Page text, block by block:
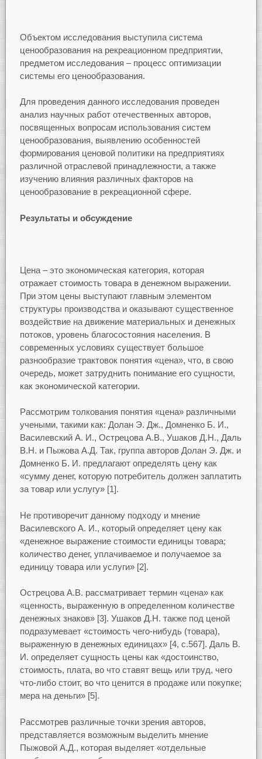
Объектом исследования выступила система
ценообразования на рекреационном предприятии,
предметом исследования – процесс оптимизации
системы его ценообразования.
Для проведения данного исследования проведен
анализ научных работ отечественных авторов,
посвященных вопросам использования систем
ценообразования, выявлению особенностей
формирования ценовой политики на предприятиях
различной отраслевой принадлежности, а также
изучению влияния различных факторов на
ценообразование в рекреационной сфере.
Результаты и обсуждение
Цена – это экономическая категория, которая
отражает стоимость товара в денежном выражении.
При этом цены выступают главным элементом
структуры производства и оказывают существенное
воздействие на движение материальных и денежных
потоков, уровень благосостояния населения. В
современных условиях существует большое
разнообразие трактовок понятия «цена», что, в свою
очередь, может затруднить понимание его сущности,
как экономической категории.
Рассмотрим толкования понятия «цена» различными
учеными, такими как: Долан Э. Дж., Домненко Б. И.,
Василевский А. И., Острецова А.В., Ушаков Д.Н., Даль
В.Н. и Пыжова А.Д. Так, группа авторов Долан Э. Дж. и
Домненко Б. И. предлагают определять цену как
«сумму денег, которую потребитель должен заплатить
за товар или услугу» [1].
Не противоречит данному подходу и мнение
Василевского А. И., который определяет цену как
«денежное выражение стоимости единицы товара;
количество денег, уплачиваемое и получаемое за
единицу товара или услуги» [2].
Острецова А.В. рассматривает термин «цена» как
«ценность, выраженную в определенном количестве
денежных знаков» [3]. Ушаков Д.Н. также под ценой
подразумевает «стоимость чего-нибудь (товара),
выраженную в денежных единицах» [4, с.567]. Даль В.
И. определяет сущность цены как «достоинство,
стоимость, плата, во что ставят вещь или труд, чего
что-либо стоит, во что ценится в продаже или покупке;
мера на деньги» [5].
Рассмотрев различные точки зрения авторов,
представляется возможным выделить мнение
Пыжовой А.Д., которая выделяет «отдельные